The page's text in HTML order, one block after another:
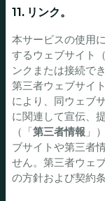
11. リンク。
本サービスの使用
するウェブサイト
ンクまたは接続で
第三者ウェブサイ
により、同ウェブ
に関連して宣伝、
（「第三者情報 」
ブサイトや第三者
せん。第三者ウェ
の方針および契約